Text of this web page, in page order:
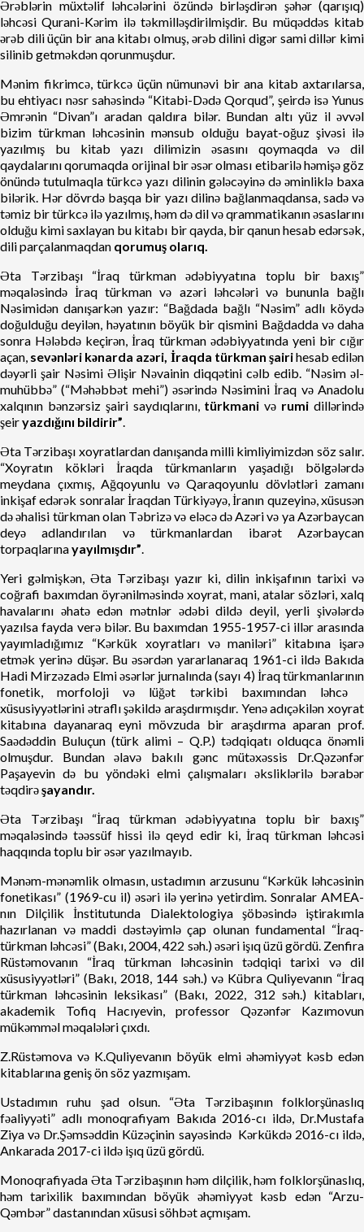
Ərəblərin müxtəlif ləhcələrini özündə birləşdirən şəhər (qarışıq)
ləhcəsi Qurani-Kərim ilə təkmilləşdirilmişdir. Bu müqəddəs kitab
ərəb dili üçün bir ana kitabı olmuş, ərəb dilini digər sami dillər kimi
silinib getməkdən qorunmuşdur.
Mənim fikrimcə, türkcə üçün nümunəvi bir ana kitab axtarılarsa,
bu ehtiyacı nəsr sahəsində “Kitabi-Dədə Qorqud”, şeirdə isə Yunus
Əmrənin “Divan”ı aradan qaldıra bilər. Bundan altı yüz il əvvəl
bizim türkman ləhcəsinin mənsub olduğu bayat-oğuz şivəsi ilə
yazılmış bu kitab yazı dilimizin əsasını qoymaqda və dil
qaydalarını qorumaqda orijinal bir əsər olması etibarilə həmişə göz
önündə tutulmaqla türkcə yazı dilinin gələcəyinə də əminliklə baxa
bilərik. Hər dövrdə başqa bir yazı dilinə bağlanmaqdansa, sadə və
təmiz bir türkcə ilə yazılmış, həm də dil və qrammatikanın əsaslarını
olduğu kimi saxlayan bu kitabı bir qayda, bir qanun hesab edərsək,
dili parçalanmaqdan qorumuş olarıq.
Əta Tərzibaşı “İraq türkman ədəbiyyatına toplu bir baxış”
məqaləsində İraq türkman və azəri ləhcələri və bununla bağlı
Nəsimidən danışarkən yazır: “Bağdada bağlı “Nəsim” adlı köydə
doğulduğu deyilən, həyatının böyük bir qismini Bağdadda və daha
sonra Hələbdə keçirən, İraq türkman ədəbiyyatında yeni bir cığır
açan, sevənləri kənarda azəri, İraqda türkman şairihesab edilən
dəyərli şair Nəsimi Əlişir Nəvainin diqqətini cəlb edib. “Nəsim əl-
muhübbə” (“Məhəbbət mehi”) əsərində Nəsimini İraq və Anadolu
xalqının bənzərsiz şairi saydıqlarını, türkmani və rumi dillərində
şeiryazdığını bildirir”
Əta Tərzibaşı xoyratlardan danışanda milli kimliyimizdən söz salır.
“Xoyratın kökləri İraqda türkmanların yaşadığı bölgələrdə
meydana çıxmış, Ağqoyunlu və Qaraqoyunlu dövlətləri zamanı
inkişaf edərək sonralar İraqdan Türkiyəyə, İranın quzeyinə, xüsusən
də əhalisi türkman olan Təbrizə və eləcə də Azəri və ya Azərbaycan
deyə adlandırılan və türkmanlardan ibarət Azərbaycan
torpaqlarınayayılmışdır”
Yeri gəlmişkən, Əta Tərzibaşı yazır ki, dilin inkişafının tarixi və
coğrafi baxımdan öyrənilməsində xoyrat, mani, atalar sözləri, xalq
havalarını əhatə edən mətnlər ədəbi dildə deyil, yerli şivələrdə
yazılsa fayda verə bilər. Bu baxımdan 1955-1957-ci illər arasında
yayımladığımız “Kərkük xoyratları və maniləri” kitabına işarə
etmək yerinə düşər. Bu əsərdən yararlanaraq 1961-ci ildə Bakıda
Hadi Mirzəzadə Elmi əsərlər jurnalında (sayı 4) İraq türkmanlarının
fonetik, morfoloji və lüğət tərkibi baxımından ləhcə
xüsusiyyətlərini ətraflı şəkildə araşdırmışdır. Yenə adıçəkilən xoyrat
kitabına dayanaraq eyni mövzuda bir araşdırma aparan prof.
Saədəddin Buluçun (türk alimi – Q.P.) tədqiqatı olduqca önəmli
olmuşdur. Bundan əlavə bakılı gənc mütəxəssis Dr.Qəzənfər
Paşayevin də bu yöndəki elmi çalışmaları əksliklərilə bərabər
təqdirəşayandır.
Əta Tərzibaşı “İraq türkman ədəbiyyatına toplu bir baxış”
məqaləsində təəssüf hissi ilə qeyd edir ki, İraq türkman ləhcəsi
haqqında toplu bir əsər yazılmayıb.
Mənəm-mənəmlik olmasın, ustadımın arzusunu “Kərkük ləhcəsinin
fonetikası” (1969-cu il) əsəri ilə yerinə yetirdim. Sonralar AMEA-
nın Dilçilik İnstitutunda Dialektologiya şöbəsində iştirakımla
hazırlanan və maddi dəstəyimlə çap olunan fundamental “İraq-
türkman ləhcəsi” (Bakı, 2004, 422 səh.) əsəri işıq üzü gördü. Zenfira
Rüstəmovanın “İraq türkman ləhcəsinin tədqiqi tarixi və dil
xüsusiyyətləri” (Bakı, 2018, 144 səh.) və Kübra Quliyevanın “İraq
türkman ləhcəsinin leksikası” (Bakı, 2022, 312 səh.) kitabları,
akademik Tofiq Hacıyevin, professor Qəzənfər Kazımovun
mükəmməl məqalələri çıxdı.
Z.Rüstəmova və K.Quliyevanın böyük elmi əhəmiyyət kəsb edən
kitablarına geniş ön söz yazmışam.
Ustadımın ruhu şad olsun. “Əta Tərzibaşının folklorşünaslıq
fəaliyyəti” adlı monoqrafiyam Bakıda 2016-cı ildə, Dr.Mustafa
Ziya və Dr.Şəmsəddin Küzəçinin sayəsində Kərkükdə 2016-cı ildə,
Ankarada 2017-ci ildə işıq üzü gördü.
Monoqrafiyada Əta Tərzibaşının həm dilçilik, həm folklorşünaslıq,
həm tarixilik baxımından böyük əhəmiyyət kəsb edən “Arzu-
Qəmbər” dastanından xüsusi söhbət açmışam.